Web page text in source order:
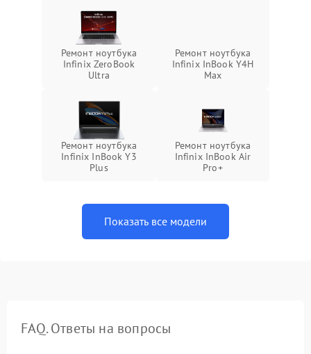
Ремонт ноутбука
Infinix ZeroBook
Ultra
Ремонт ноутбука
Infinix InBook Y4H
Max
Ремонт ноутбука
Infinix InBook Y3
Plus
Ремонт ноутбука
Infinix InBook Air
Pro+
Показать все модели
FAQ. Ответы на вопросы